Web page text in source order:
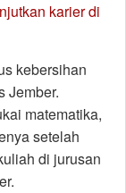
karier di
kebersihan
Jember.
matematika,
setelah
di jurusan